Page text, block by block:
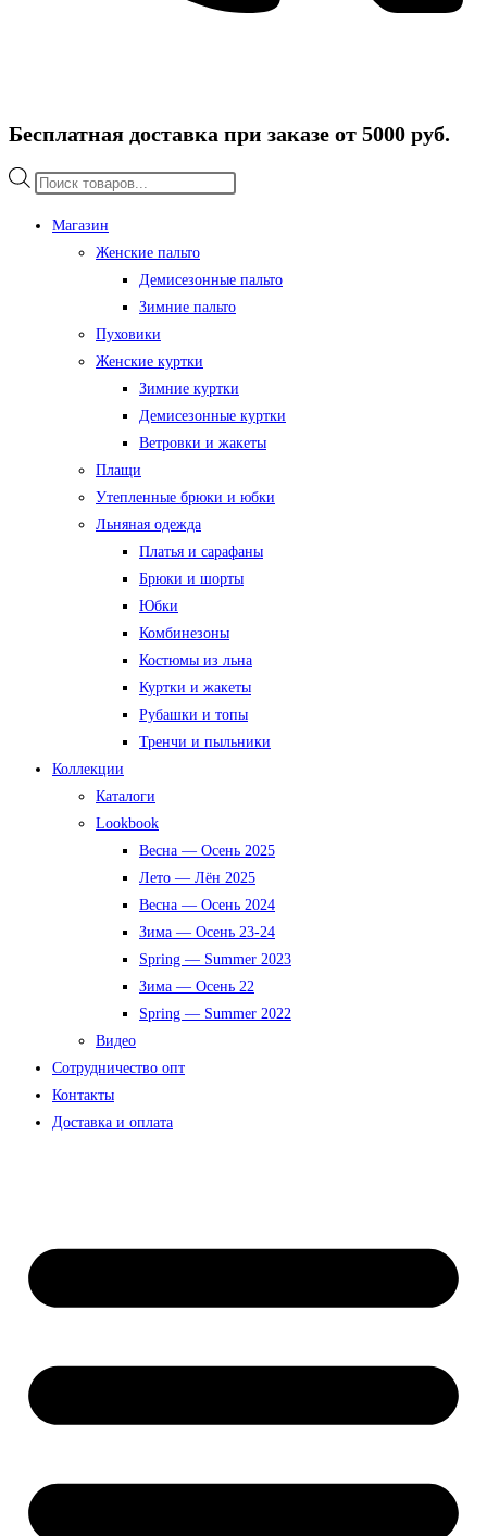
Бесплатная доставка при заказе от 5000 руб.
Поиск
Магазин
Женские пальто
Демисезонные пальто
Зимние пальто
Пуховики
Женские куртки
Зимние куртки
Демисезонные куртки
Ветровки и жакеты
Плащи
Утепленные брюки и юбки
Льняная одежда
Платья и сарафаны
Брюки и шорты
Юбки
Комбинезоны
Костюмы из льна
Куртки и жакеты
Рубашки и топы
Тренчи и пыльники
Коллекции
Каталоги
Lookbook
Весна — Осень 2025
Лето — Лён 2025
Весна — Осень 2024
Зима — Осень 23-24
Spring — Summer 2023
Зима — Осень 22
Spring — Summer 2022
Видео
Сотрудничество опт
Контакты
Доставка и оплата